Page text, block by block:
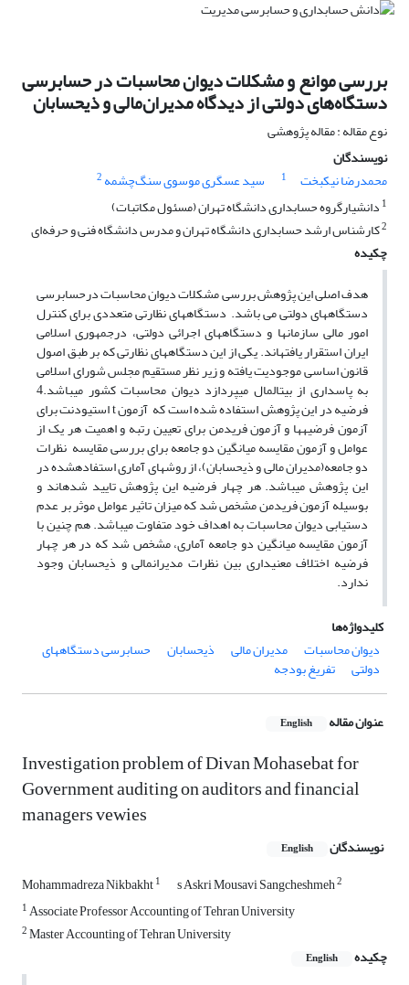
بررسی موانع و مشکلات دیوان محاسبات در حسابرسی
دستگاه‌های دولتی از دیدگاه مدیران‌مالی و ذیحسابان
نوع مقاله : مقاله پژوهشی
نویسندگان
محمدرضا نیکبخت
1 سید عسگری موسوی سنگ‌چشمه 2
1 دانشیارگروه حسابداری دانشگاه تهران (مسئول مکاتبات)
2کارشناس ارشد حسابداری دانشگاه تهران و مدرس دانشگاه فنی و حرفه‌ای
چکیده
هدف اصلی این پژوهش بررسی مشکلات دیوان محاسبات درحسابرسی
دستگاه­های دولتی می باشد. دستگاه­های نظارتی متعددی برای کنترل
امور مالی سازمان­ها و دستگاه­های اجرائی دولتی، درجمهوری اسلامی
ایران استقرار یافته­اند. یکی از این دستگاه­های نظارتی که بر طبق اصول
قانون اساسی موجودیت یافته و زیر نظر مستقیم مجلس شورای اسلامی
به پاسداری از بیت­المال می­پردازد دیوان محاسبات کشور می­باشد.4
فرضیه در این پژوهش استفاده شده است که آزمون t استیودنت برای
آزمون فرضیه­ها و آزمون فریدمن برای تعیین رتبه و اهمیت هر یک از
عوامل و آزمون مقایسه میانگین دو جامعه برای بررسی مقایسه ­ نظرات
دو جامعه(مدیران مالی و ذیحسابان)، از روش­های آماری استفاده­شده در
این پژوهش می­باشد. هر چهار فرضیه این پژوهش تایید شده­اند و
بوسیله آزمون فریدمن مشخص شد که میزان تاثیر عوامل موثر بر عدم
دستیابی دیوان محاسبات به اهداف خود متفاوت می­باشد. هم چنین با
آزمون مقایسه میانگین دو جامعه آماری، مشخص شد که در هر چهار
فرضیه اختلاف معنی­داری بین نظرات مدیران­مالی و ذیحسابان وجود
ندارد.
کلیدواژه‌ها
دیوان محاسبات
مدیران مالی ذیحسابان حسابرسی دستگاههای
دولتی تفریغ بودجه
عنوان مقاله English
Investigation problem of Divan Mohasebat for
Government auditing on auditors and financial
managers vewies
نویسندگان English
Mohammadreza Nikbakht1 s Askri Mousavi Sangcheshmeh2
1Associate Professor Accounting of Tehran University
2Master Accounting of Tehran University
چکیده
English